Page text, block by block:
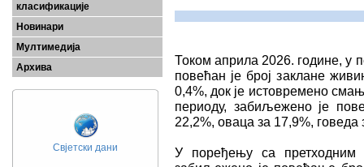
класификације
Новинари
Мултимедија
Архива
Свјетски дани
Током априла 2026. године, у
повећан је број заклане
0,4%, док је истовремено
периоду, забиљежено је
22,2%, оваца за 17,9%,
У поређењу са претходним